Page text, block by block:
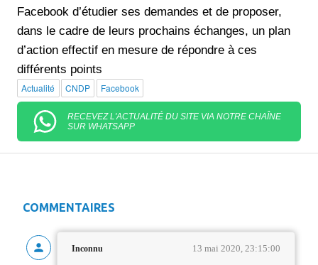
Facebook d’étudier ses demandes et de proposer,
dans le cadre de leurs prochains échanges, un plan
d’action effectif en mesure de répondre à ces
différents points
Actualité CNDP Facebook
RECEVEZ L'ACTUALITÉ DU SITE VIA NOTRE CHAÎNE
SUR WHATSAPP
COMMENTAIRES
Inconnu 13 mai 2020, 23:15:00